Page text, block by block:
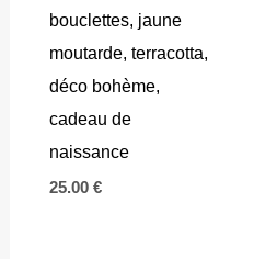
bouclettes, jaune
moutarde, terracotta,
déco bohème,
cadeau de
naissance
25.00 €